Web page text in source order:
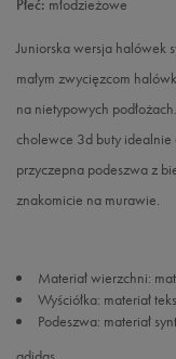
Płeć: młodzieżowe
Juniorska wersja halówek
małym zwycięzcom
na nietypowych
cholewce 3d buty idealnie
przyczepna podeszwa z
znakomicie na murawie.
Materiał wierzchni:
Wyściółka: materiał
Podeszwa: materiał